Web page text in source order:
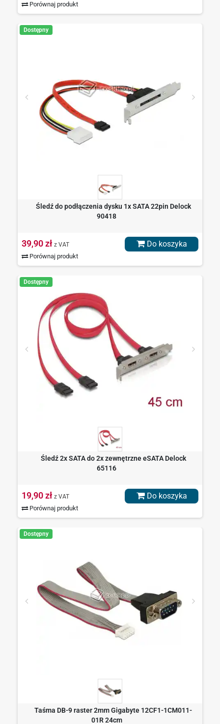
Porównaj produkt
Dostępny
Śledź do podłączenia dysku 1x SATA 22pin Delock
90418
39,90 zł z VAT
Porównaj produkt
Do koszyka
Dostępny
Śledź 2x SATA do 2x zewnętrzne eSATA Delock
65116
19,90 zł z VAT
Porównaj produkt
Do koszyka
Dostępny
Taśma DB-9 raster 2mm Gigabyte 12CF1-1CM011-
01R 24cm